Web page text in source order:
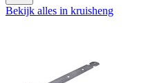
Bekijk alles in kruisheng